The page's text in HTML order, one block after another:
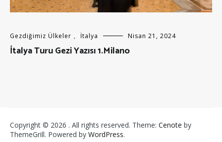
Gezdiğimiz Ülkeler , İtalya Nisan 21, 2024
İtalya Turu Gezi Yazısı 1.Milano
Copyright © 2026 . All rights reserved. Theme: Cenote by
ThemeGrill. Powered by WordPress.